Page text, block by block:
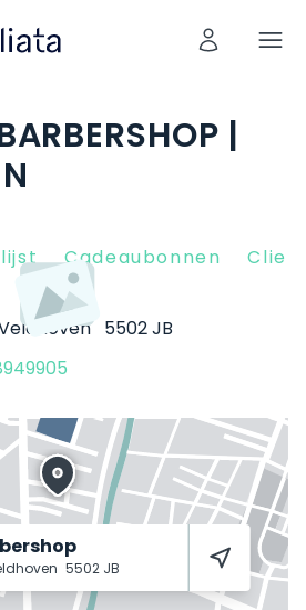
|
Cadeaubonnen
5502 JB
5502 JB